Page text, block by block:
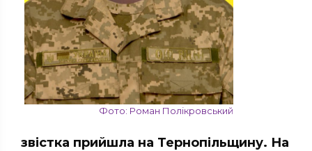
Фото: Роман Полікровський
звістка прийшла на Тернопільщину. На